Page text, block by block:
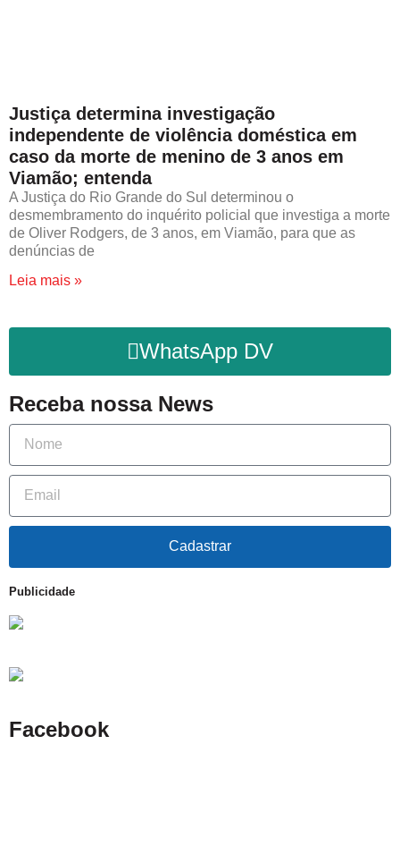
Justiça determina investigação
independente de violência doméstica em
caso da morte de menino de 3 anos em
Viamão; entenda
A Justiça do Rio Grande do Sul determinou o
desmembramento do inquérito policial que investiga a morte
de Oliver Rodgers, de 3 anos, em Viamão, para que as
denúncias de
Leia mais »
WhatsApp DV
Receba nossa News
Cadastrar
Publicidade
Facebook